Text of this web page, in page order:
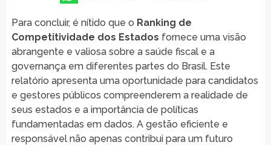
Para concluir, é nítido que o Ranking de
Competitividade dos Estados fornece uma visão
abrangente e valiosa sobre a saúde fiscal e a
governança em diferentes partes do Brasil. Este
relatório apresenta uma oportunidade para candidatos
e gestores públicos compreenderem a realidade de
seus estados e a importância de políticas
fundamentadas em dados. A gestão eficiente e
responsável não apenas contribui para um futuro